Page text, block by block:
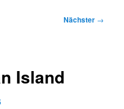
Nächster →
Island